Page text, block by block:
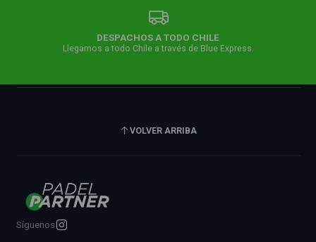
DESPACHOS A TODO CHILE
Llegamos a todo Chile a través de Blue Express.
VOLVER ARRIBA
Síguenos